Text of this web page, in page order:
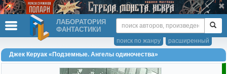
ЛАБОРАТОРИЯ
ФАНТАСТИКИ
расширенный
поиск по жанру
Джек Керуак «Подземные. Ангелы одиночества»